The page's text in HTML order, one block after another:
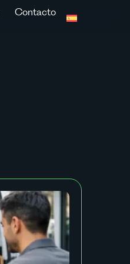
Contacto